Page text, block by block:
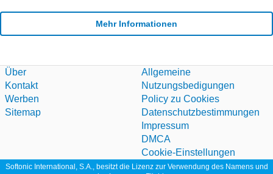
Mehr Informationen
Über
Kontakt
Werben
Sitemap
Allgemeine
Nutzungsbedigungen
Policy zu Cookies
Datenschutzbestimmungen
Impressum
DMCA
Cookie-Einstellungen
Softonic International, S.A., besitzt die Lizenz zur Verwendung des Namens und